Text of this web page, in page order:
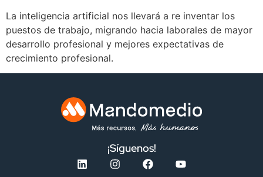
La inteligencia artificial nos llevará a re inventar los
puestos de trabajo, migrando hacia laborales de mayor
desarrollo profesional y mejores expectativas de
crecimiento profesional.
¡Síguenos!